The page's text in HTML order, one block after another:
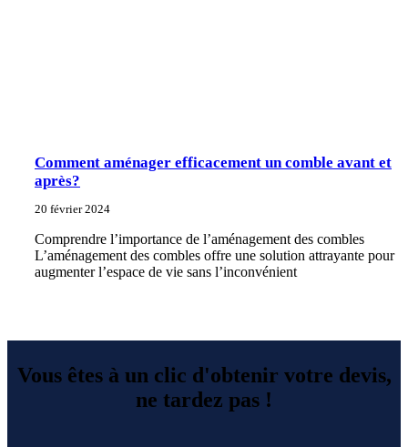
Comment aménager efficacement un comble avant et
après?
20 février 2024
Comprendre l’importance de l’aménagement des combles
L’aménagement des combles offre une solution attrayante pour
augmenter l’espace de vie sans l’inconvénient
Vous êtes à un clic d'obtenir votre devis,
ne tardez pas !